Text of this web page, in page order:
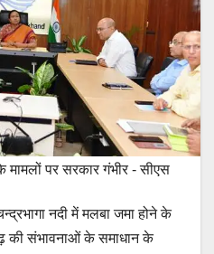
पर सरकार गंभीर - सीएस
नदी में मलबा जमा होने के
की संभावनाओं के समाधान के